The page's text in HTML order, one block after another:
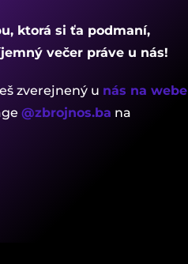
ktorá si ťa podmaní,
večer práve u nás!
zverejnený u nás na webe
@zbrojnos.ba na